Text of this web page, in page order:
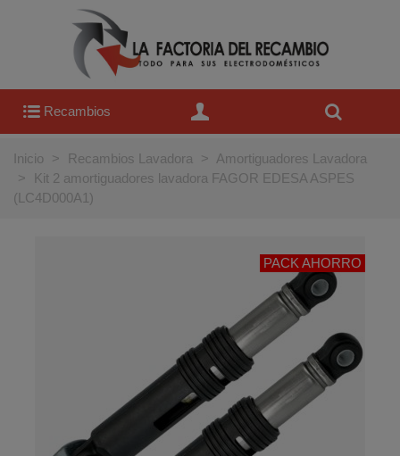
Recambios
Inicio > Recambios Lavadora > Amortiguadores Lavadora
>
Kit 2 amortiguadores lavadora FAGOR EDESA ASPES
(LC4D000A1)
PACK AHORRO